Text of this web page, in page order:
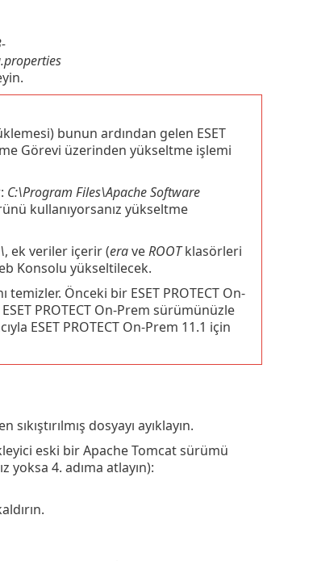
bunun ardından gelen ESET
Görevi üzerinden yükseltme işlemi
C:\Program Files\Apache Software
kullanıyorsanız yükseltme
, ek veriler içerir (eraveROOTklasörleri
Konsolu yükseltilecek.
temizler. Önceki bir ESET PROTECT On-
PROTECT On-Prem sürümünüzle
ESET PROTECT On-Prem 11.1 için
dosyayı ayıklayın.
eski bir Apache Tomcat sürümü
yoksa 4. adıma atlayın):